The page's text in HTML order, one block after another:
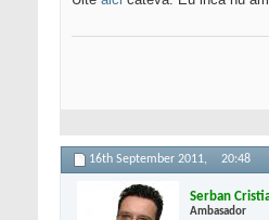
16th September 2011, 20:48
Serban
Ambasador